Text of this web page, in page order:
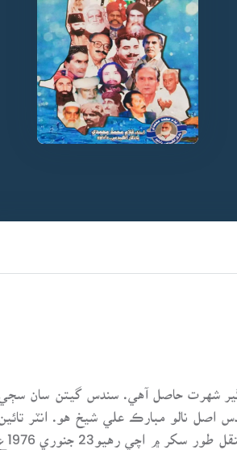
شهرت حاصل آهي. سندس گيتن سان سڄي
حسين جي گهر ۾ ٿيو. سندس اصل نالو مبارڪ علي شيخ هو. انٽر تائين